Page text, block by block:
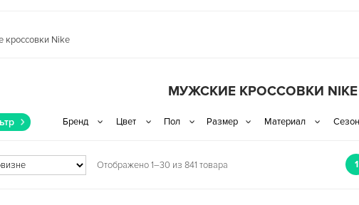
кроссовки Nike
МУЖСКИЕ КРОССОВКИ NIKE
Отображено 1–30 из 841 товара 1